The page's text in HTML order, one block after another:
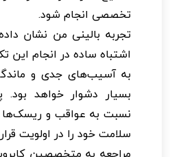
تخصصی انجام شود.
تجربه بالینی من نشان
اشتباه ساده در انجام این
به آسیب‌های جدی و
بسیار دشوار خواهد
نسبت به عواقب و ریسک‌ها
سلامت خود را در اولویت